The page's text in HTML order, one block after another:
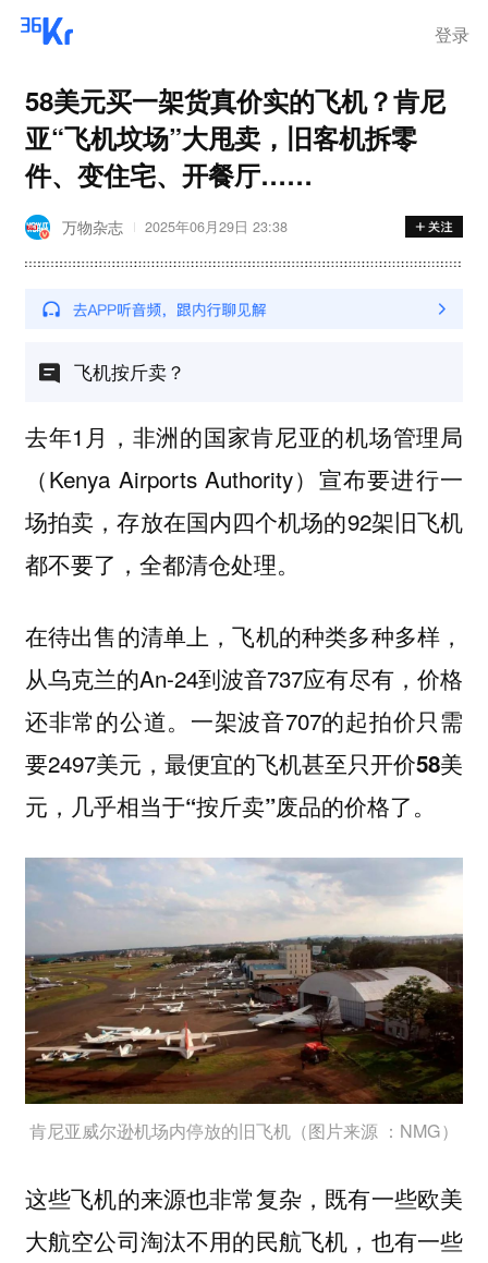
登录
58美元买一架货真价实的飞机？肯尼
亚“飞机坟场”大甩卖，旧客机拆零
件、变住宅、开餐厅……
万物杂志 2025年06月29日 23:38
飞机按斤卖？
去年1月，非洲的国家肯尼亚的机场管理局
（Kenya Airports Authority）宣布要进行一
场拍卖，存放在国内四个机场的92架旧飞机
都不要了，全都清仓处理。
在待出售的清单上，飞机的种类多种多样，
从乌克兰的An-24到波音737应有尽有，价格
还非常的公道。一架波音707的起拍价只需
要2497美元， 最便宜的飞机甚至只开价58美
元 ，几乎相当于“按斤卖”废品的价格了。
肯尼亚威尔逊机场内停放的旧飞机（图片来源 ：NMG）
这些飞机的来源也非常复杂，既有一些欧美
大航空公司淘汰不用的民航飞机，也有一些